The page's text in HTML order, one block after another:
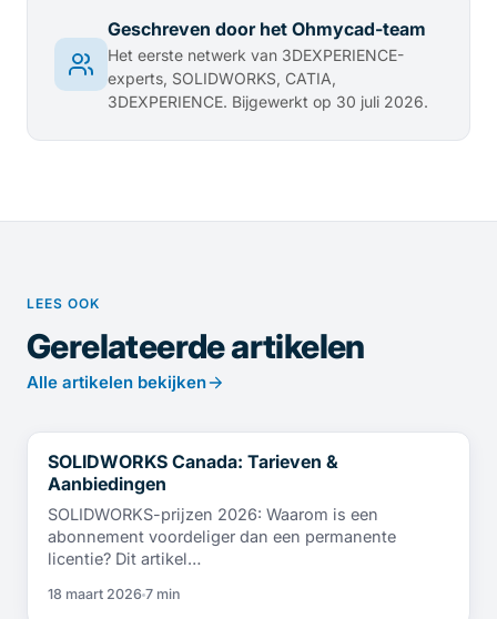
Geschreven door het Ohmycad-team
Het eerste netwerk van 3DEXPERIENCE-
experts, SOLIDWORKS, CATIA,
3DEXPERIENCE. Bijgewerkt op 30 juli 2026.
LEES OOK
Gerelateerde artikelen
Alle artikelen bekijken
NIEUWS
SOLIDWORKS Canada: Tarieven &
Aanbiedingen
SOLIDWORKS-prijzen 2026: Waarom is een
abonnement voordeliger dan een permanente
licentie? Dit artikel…
18 maart 2026 7 min